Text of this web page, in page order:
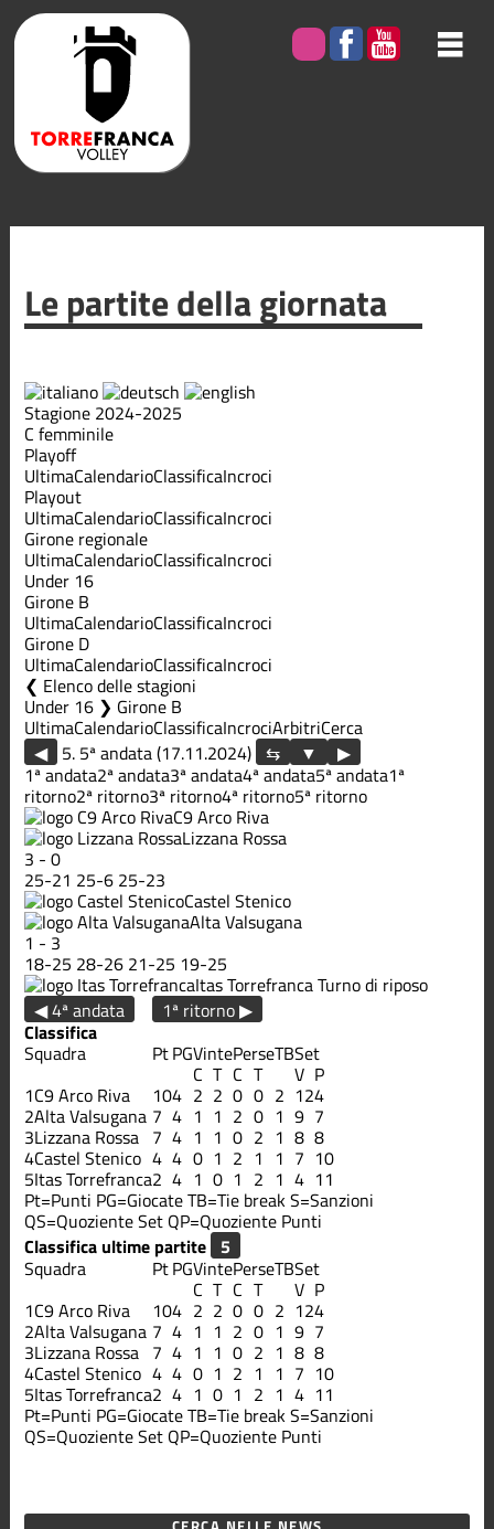
Le partite della giornata
Stagione 2024-2025
C femminile
Playoff
UltimaCalendarioClassificaIncroci
Playout
UltimaCalendarioClassificaIncroci
Girone regionale
UltimaCalendarioClassificaIncroci
Under 16
Girone B
UltimaCalendarioClassificaIncroci
Girone D
UltimaCalendarioClassificaIncroci
Elenco delle stagioni
Under 16 ❯ Girone B
UltimaCalendarioClassificaIncrociArbitriCerca
◀ 5. 5ª andata (17.11.2024)
▶
1ª andata2ª andata3ª andata4ª andata5ª andata1ª
ritorno2ª ritorno3ª ritorno4ª ritorno5ª ritorno
C9 Arco Riva
Lizzana Rossa
3 -0
25-21 25-6 25-23
Castel Stenico
Alta Valsugana
1 - 3
18-25 28-26 21-25 19-25
Itas TorrefrancaTurno di riposo
◀ 4ª andata
1ª ritorno ▶
Classifica
Squadra PtPGVintePerseTBSet
C T C T V P
1C9 Arco Riva 104 2 2 0 0 2 124
2Alta Valsugana 7 4 1 1 2 0 1 9 7
3Lizzana Rossa 7 4 1 1 0 2 1 8 8
4Castel Stenico 4 4 0 1 2 1 1 7 10
5Itas Torrefranca2 4 1 0 1 2 1 4 11
Pt=Punti PG=GiocateTB=Tie breakS=Sanzioni
QS=Quoziente Set QP=Quoziente Punti
Classifica ultime partite
Squadra
PtPGVintePerseTBSet
C T C T V P
1C9 Arco Riva 104 2 2 0 0 2 124
2Alta Valsugana 7 4 1 1 2 0 1 9 7
3Lizzana Rossa 7 4 1 1 0 2 1 8 8
4Castel Stenico 4 4 0 1 2 1 1 7 10
5Itas Torrefranca2 4 1 0 1 2 1 4 11
Pt=Punti PG=GiocateTB=Tie breakS=Sanzioni
QS=Quoziente Set QP=Quoziente Punti